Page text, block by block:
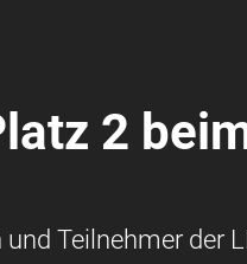
2
und Teilnehmer der